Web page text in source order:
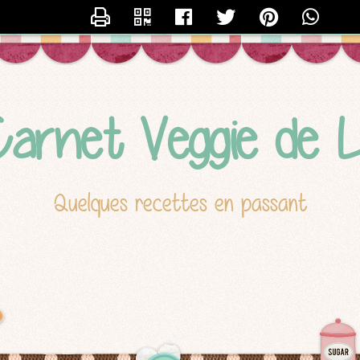
Veggie de
Quelques recettes en passant
CONTACTER LUCILE